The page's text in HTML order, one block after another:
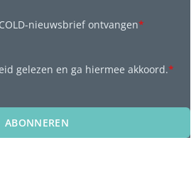
nieuwsbrief ontvangen*
gelezen en ga hiermee akkoord.*
ABONNEREN